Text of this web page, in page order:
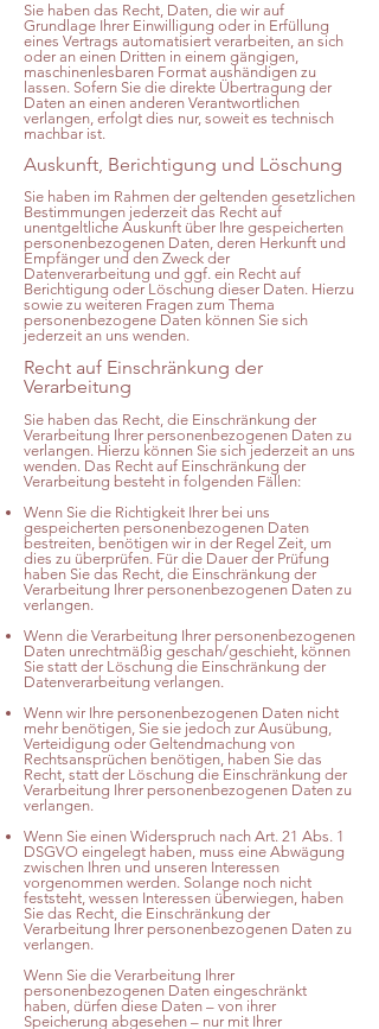
Sie haben das Recht, Daten, die wir auf
Grundlage Ihrer Einwilligung oder in Erfüllung
eines Vertrags automatisiert verarbeiten, an sich
oder an einen Dritten in einem gängigen,
maschinenlesbaren Format aushändigen zu
lassen. Sofern Sie die direkte Übertragung der
Daten an einen anderen Verantwortlichen
verlangen, erfolgt dies nur, soweit es technisch
machbar ist.
Auskunft, Berichtigung und Löschung
Sie haben im Rahmen der geltenden gesetzlichen
Bestimmungen jederzeit das Recht auf
unentgeltliche Auskunft über Ihre gespeicherten
personenbezogenen Daten, deren Herkunft und
Empfänger und den Zweck der
Datenverarbeitung und ggf. ein Recht auf
Berichtigung oder Löschung dieser Daten. Hierzu
sowie zu weiteren Fragen zum Thema
personenbezogene Daten können Sie sich
jederzeit an uns wenden.
Recht auf Einschränkung der
Verarbeitung
Sie haben das Recht, die Einschränkung der
Verarbeitung Ihrer personenbezogenen Daten zu
verlangen. Hierzu können Sie sich jederzeit an uns
wenden. Das Recht auf Einschränkung der
Verarbeitung besteht in folgenden Fällen:
Wenn Sie die Richtigkeit Ihrer bei uns
gespeicherten personenbezogenen Daten
bestreiten, benötigen wir in der Regel Zeit, um
dies zu überprüfen. Für die Dauer der Prüfung
haben Sie das Recht, die Einschränkung der
Verarbeitung Ihrer personenbezogenen Daten zu
verlangen.
Wenn die Verarbeitung Ihrer personenbezogenen
Daten unrechtmäßig geschah/geschieht, können
Sie statt der Löschung die Einschränkung der
Datenverarbeitung verlangen.
Wenn wir Ihre personenbezogenen Daten nicht
mehr benötigen, Sie sie jedoch zur Ausübung,
Verteidigung oder Geltendmachung von
Rechtsansprüchen benötigen, haben Sie das
Recht, statt der Löschung die Einschränkung der
Verarbeitung Ihrer personenbezogenen Daten zu
verlangen.
Wenn Sie einen Widerspruch nach Art. 21 Abs. 1
DSGVO eingelegt haben, muss eine Abwägung
zwischen Ihren und unseren Interessen
vorgenommen werden. Solange noch nicht
feststeht, wessen Interessen überwiegen, haben
Sie das Recht, die Einschränkung der
Verarbeitung Ihrer personenbezogenen Daten zu
verlangen.
Wenn Sie die Verarbeitung Ihrer
personenbezogenen Daten eingeschränkt
haben, dürfen diese Daten – von ihrer
Speicherung abgesehen – nur mit Ihrer